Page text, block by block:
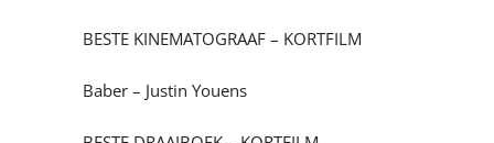
BESTE KINEMATOGRAAF – KORTFILM
Baber – Justin Youens